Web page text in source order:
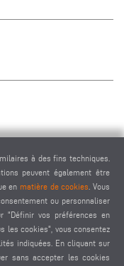
à des fins techniques.
peuvent également être
en matière de cookies . Vous
ou personnaliser
"Définir vos préférences en
les cookies", vous consentez
indiquées. En cliquant sur
sans accepter les cookies